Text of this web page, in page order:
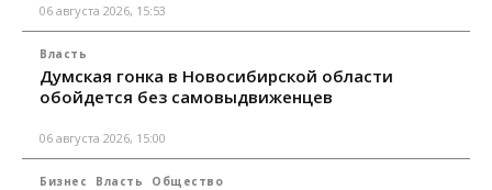
06 августа 2026, 15:53
Власть
Думская гонка в Новосибирской области
обойдется без самовыдвиженцев
06 августа 2026, 15:00
Бизнес Власть Общество